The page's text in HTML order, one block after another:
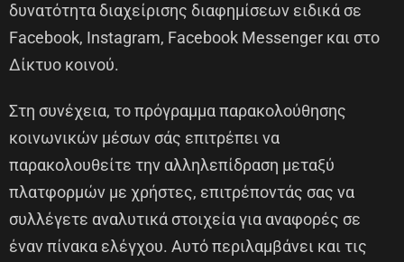
δυνατότητα διαχείρισης διαφημίσεων ειδικά σε
Facebook, Instagram, Facebook Messenger και στο
Δίκτυο κοινού.
Στη συνέχεια, το πρόγραμμα παρακολούθησης
κοινωνικών μέσων σάς επιτρέπει να
παρακολουθείτε την αλληλεπίδραση μεταξύ
πλατφορμών με χρήστες, επιτρέποντάς σας να
συλλέγετε αναλυτικά στοιχεία για αναφορές σε
έναν πίνακα ελέγχου. Αυτό περιλαμβάνει και τις